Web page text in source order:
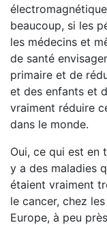
beaucoup, si les
les médecins et
de santé
primaire et de
et des enfants et
vraiment réduire
dans le monde.
Oui, ce qui est en
y a des maladies
étaient vraiment
le cancer, chez
Europe, à peu